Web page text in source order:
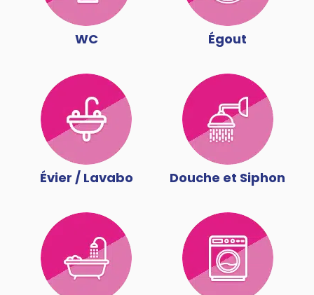
WC Égout
Évier / Lavabo Douche et Siphon